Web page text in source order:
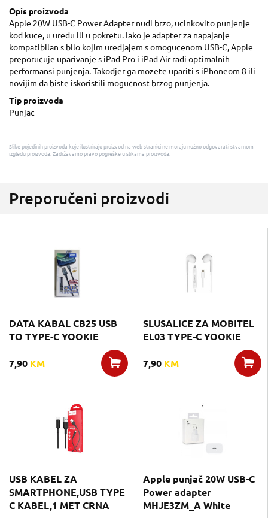
Opis proizvoda
Apple 20W USB-C Power Adapter nudi brzo, ucinkovito punjenje
kod kuce, u uredu ili u pokretu. Iako je adapter za napajanje
kompatibilan s bilo kojim uredjajem s omogucenom USB-C, Apple
preporucuje uparivanje s iPad Pro i iPad Air radi optimalnih
performansi punjenja. Takodjer ga mozete upariti s iPhoneom 8 ili
novijim da biste iskoristili mogucnost brzog punjenja.
Tip proizvoda
Punjac
Slike pojedinih proizvoda koje ilustriraju proizvod na web stranici ne moraju nužno odgovarati stvarnom
izgledu proizvoda. Zadržavamo pravo pogreške u slikama proizvoda.
Preporučeni proizvodi
DATA KABAL CB25 USB
TO TYPE-C YOOKIE
7,90 KM
SLUSALICE ZA MOBITEL
EL03 TYPE-C YOOKIE
7,90 KM
USB KABEL ZA
SMARTPHONE,USB TYPE
C KABEL,1 MET CRNA
Apple punjač 20W USB-C
Power adapter
MHJE3ZM_A White